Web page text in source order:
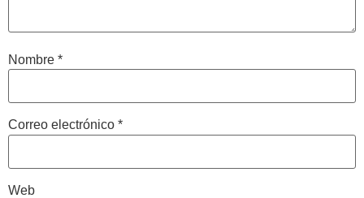
Nombre *
Correo electrónico *
Web